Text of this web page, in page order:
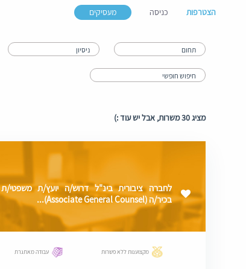
הצטרפות כניסה מעסיקים
מציג30משרות, אבל יש עוד :)
לחברה ציבורית בינ"ל דרוש/ה יועץ/ת משפטי/ת
בכיר/ה (Associate General Counsel)...
מקצוענות ללא פשרות עבודה מאתגרת